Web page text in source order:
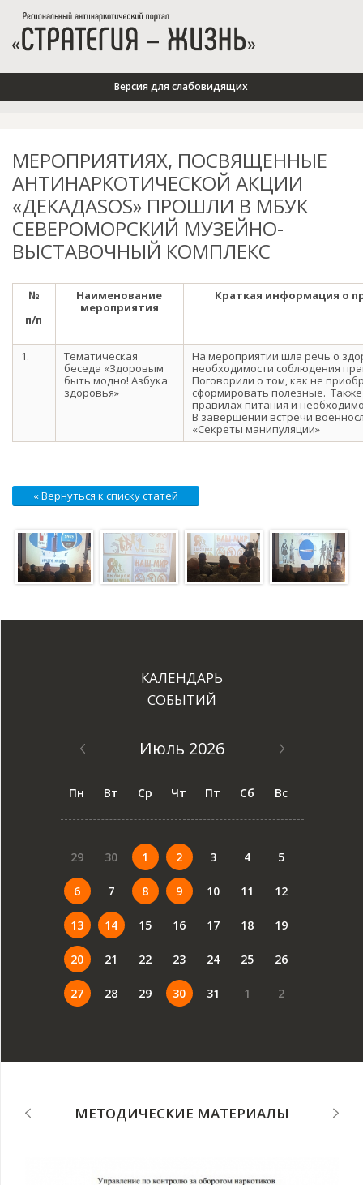
Версия для слабовидящих
МЕРОПРИЯТИЯХ, ПОСВЯЩЕННЫЕ
АНТИНАРКОТИЧЕСКОЙ АКЦИИ
«ДЕКАДАSOS» ПРОШЛИ В МБУК
СЕВЕРОМОРСКИЙ МУЗЕЙНО-
ВЫСТАВОЧНЫЙ КОМПЛЕКС
№
п/п
Наименование
мероприятия
Краткая информация о
1.
Тематическая
беседа «Здоровым
быть модно! Азбука
здоровья»
На мероприятии шла речь о
необходимости соблюдения
Поговорили о том, как не
сформировать полезные.
правилах питания и
В завершении встречи
«Секреты манипуляции»
« Вернуться к списку статей
КАЛЕНДАРЬ
СОБЫТИЙ
Июль 2026
Пн Вт Ср Чт Пт Сб Вс
29 30 1 2 3 4 5
6 7 8 9 10 11 12
13 14 15 16 17 18 19
20 21 22 23 24 25 26
27 28 29 30 31 1 2
МЕТОДИЧЕСКИЕ МАТЕРИАЛЫ